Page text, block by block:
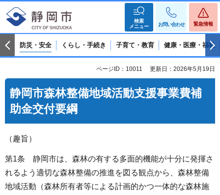
検索
メニュー
お問い合わせ 緊急情報
防災・安全 くらし・手続き 子育て・教育 健康・医療・福祉
ページID：10011 更新日：2026年5月19日
静岡市森林整備地域活動支援事業費補
助金交付要綱
（趣旨）
第1条 静岡市は、森林の有する多面的機能が十分に発揮さ
れるよう適切な森林整備の推進を図る観点から、森林整備
地域活動（森林所有者等による計画的かつ一体的な森林施